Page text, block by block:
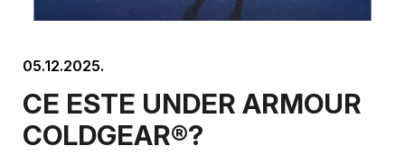
05.12.2025.
CE ESTE UNDER ARMOUR
COLDGEAR®?